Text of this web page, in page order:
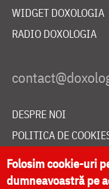
WIDGET DOXOLOGIA
RADIO DOXOLOGIA
DESPRE NOI
POLITICA DE
DONEAZĂ ONLINE
Folosim cookie-uri
dumneavoastră pe